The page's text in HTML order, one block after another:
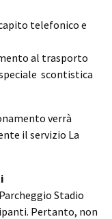
telefonico e
al trasporto
scontistica
verrà
il servizio La
Stadio
Pertanto, non